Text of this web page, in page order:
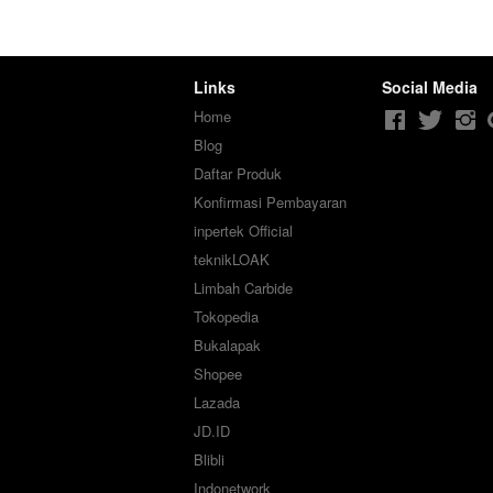
Links
Home
Blog
Daftar Produk
Konfirmasi Pembayaran
inpertek Official
teknikLOAK
Limbah Carbide
Tokopedia
Bukalapak
Shopee
Lazada
JD.ID
Blibli
Indonetwork
Social Media